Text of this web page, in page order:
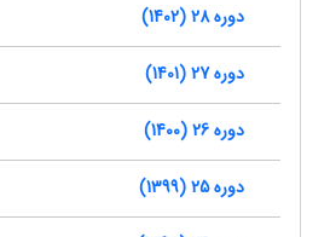
دوره 28 (1402)
دوره 27 (1401)
دوره 26 (1400)
دوره 25 (1399)